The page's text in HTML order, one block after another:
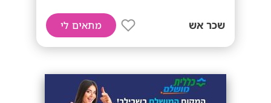
שכר אש מתאים לי